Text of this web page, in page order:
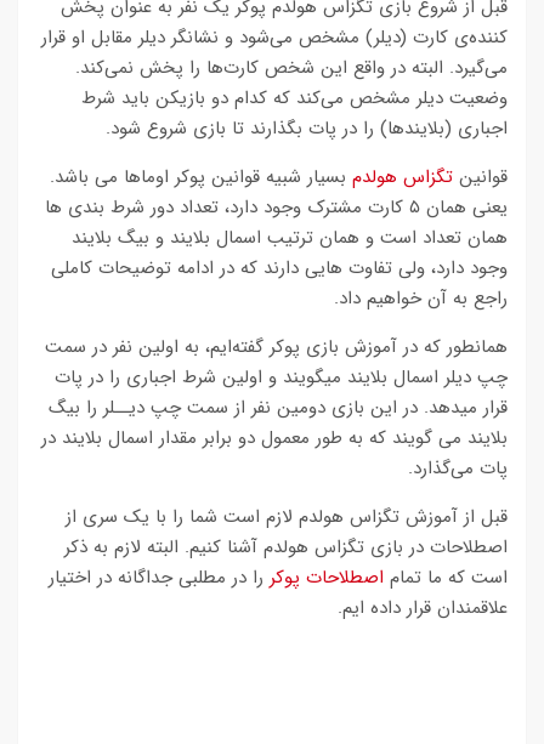
قبل از شروع بازی تگزاس هولدم پوکر یک نفر به عنوان پخش
کننده‌ی کارت (دیلر) مشخص می‌شود و نشانگر دیلر مقابل او قرار
می‌گیرد. البته در واقع این شخص کارت‌ها را پخش نمی‌کند.
وضعیت دیلر مشخص می‌کند که کدام دو بازیکن باید شرط
اجباری (بلایندها) را در پات بگذارند تا بازی شروع شود.
قوانین تگزاس هولدم بسیار شبیه قوانین پوکر اوماها می باشد.
یعنی همان ۵ کارت مشترک وجود دارد، تعداد دور شرط بندی ها
همان تعداد است و همان ترتیب اسمال بلایند و بیگ بلایند
وجود دارد، ولی تفاوت هایی دارند که در ادامه توضیحات کاملی
راجع به آن خواهیم داد.
همانطور که در آموزش بازی پوکر گفته‌ایم، به اولین نفر در سمت
چپ دیلر اسمال بلایند میگویند و اولین شرط اجباری را در پات
قرار میدهد. در این بازی دومین نفر از سمت چپ دیــلر را بیگ
بلایند می گویند که به طور معمول دو برابر مقدار اسمال بلایند در
پات می‌گذارد.
قبل از آموزش تگزاس هولدم لازم است شما را با یک سری از
اصطلاحات در بازی تگزاس هولدم آشنا کنیم. البته لازم به ذکر
است که ما تمام اصطلاحات پوکر را در مطلبی جداگانه در اختیار
علاقمندان قرار داده ایم.